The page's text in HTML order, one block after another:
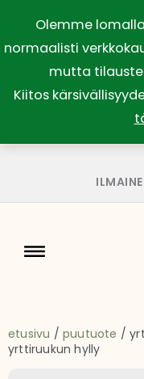
Olemme
normaalisti
mutta
Kiitos
sisältöön
etusivu /puutuote /
yrttiruukun hylly